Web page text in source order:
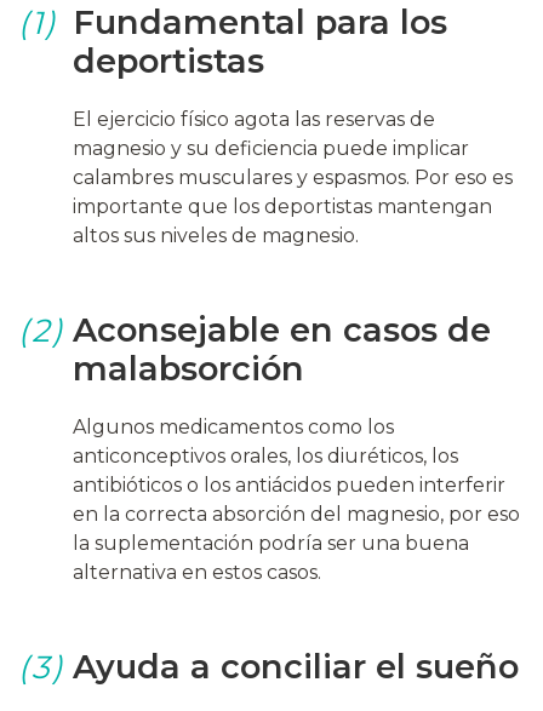
(1) Fundamental para los
deportistas
El ejercicio físico agota las reservas de
magnesio y su deficiencia puede implicar
calambres musculares y espasmos. Por eso es
importante que los deportistas mantengan
altos sus niveles de magnesio.
(2) Aconsejable en casos de
malabsorción
Algunos medicamentos como los
anticonceptivos orales, los diuréticos, los
antibióticos o los antiácidos pueden interferir
en la correcta absorción del magnesio, por eso
la suplementación podría ser una buena
alternativa en estos casos.
(3) Ayuda a conciliar el sueño